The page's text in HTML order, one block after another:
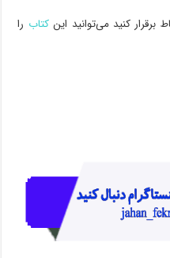
برقرار کنید می‌توانید اینکتاب را